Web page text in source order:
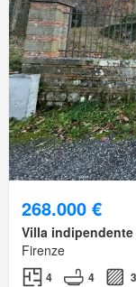
268.000 €
Villa indipendente
Firenze
4 4